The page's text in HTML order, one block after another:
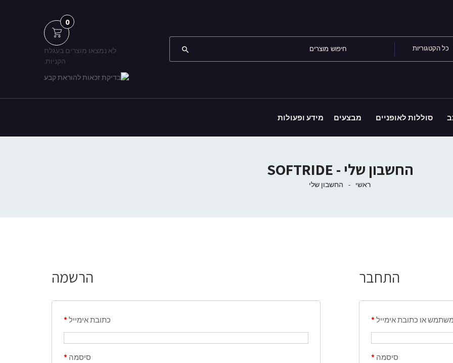
כל הקטגוריות
0
לא נמצאו מוצרים בעגלת
הקניות.
סוללות לאופניים מבצעים מידע ופעולות
החשבון שלי - SOFTRIDE
ראשי - החשבון שלי
התחבר
או כתובת אימייל*
סיסמה *
הרשמה
כתובת אימייל*
סיסמה *